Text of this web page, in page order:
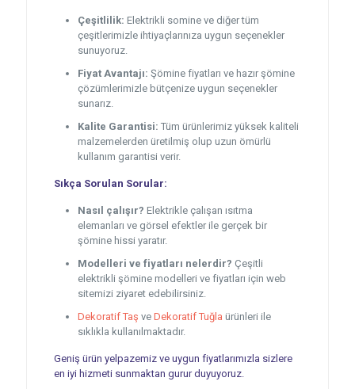
Çeşitlilik: Elektrikli somine ve diğer tüm
çeşitlerimizle ihtiyaçlarınıza uygun seçenekler
sunuyoruz.
Fiyat Avantajı: Şömine fiyatları ve hazır şömine
çözümlerimizle bütçenize uygun seçenekler
sunarız.
Kalite Garantisi: Tüm ürünlerimiz yüksek kaliteli
malzemelerden üretilmiş olup uzun ömürlü
kullanım garantisi verir.
Sıkça Sorulan Sorular:
Nasıl çalışır? Elektrikle çalışan ısıtma
elemanları ve görsel efektler ile gerçek bir
şömine hissi yaratır.
Modelleri ve fiyatları nelerdir? Çeşitli
elektrikli şömine modelleri ve fiyatları için web
sitemizi ziyaret edebilirsiniz.
Dekoratif Taş ve Dekoratif Tuğla ürünleri ile
sıklıkla kullanılmaktadır.
Geniş ürün yelpazemiz ve uygun fiyatlarımızla sizlere
en iyi hizmeti sunmaktan gurur duyuyoruz.